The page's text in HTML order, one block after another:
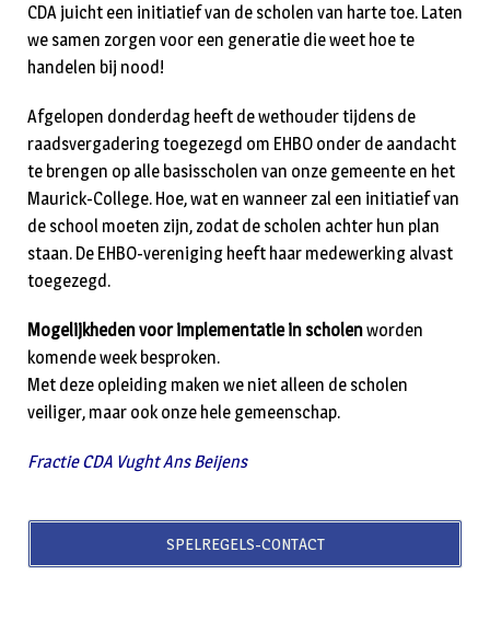
CDA juicht een initiatief van de scholen van harte toe. Laten
we samen zorgen voor een generatie die weet hoe te
handelen bij nood!
Afgelopen donderdag heeft de wethouder tijdens de
raadsvergadering toegezegd om EHBO onder de aandacht
te brengen op alle basisscholen van onze gemeente en het
Maurick-College. Hoe, wat en wanneer zal een initiatief van
de school moeten zijn, zodat de scholen achter hun plan
staan. De EHBO-vereniging heeft haar medewerking alvast
toegezegd.
Mogelijkheden voor implementatie in scholenworden
komende week besproken.
Met deze opleiding maken we niet alleen de scholen
veiliger, maar ook onze hele gemeenschap.
Fractie CDA Vught Ans Beijens
SPELREGELS-CONTACT